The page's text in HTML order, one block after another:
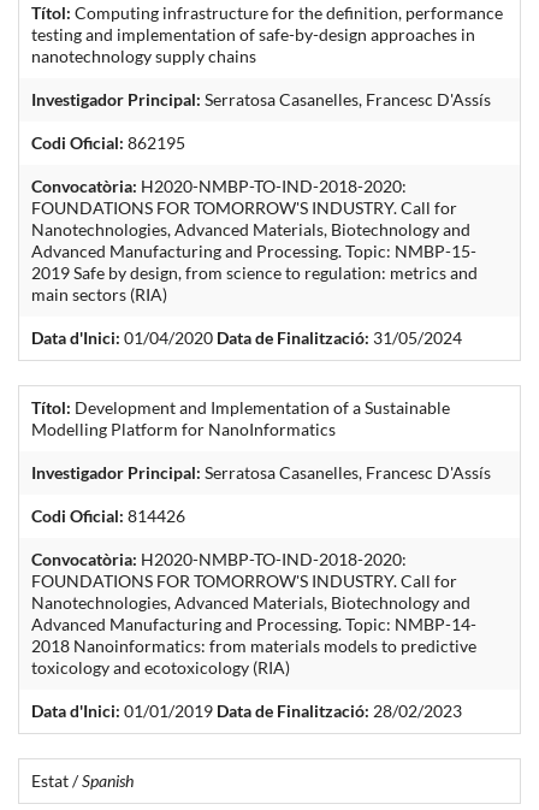
Títol: Computing infrastructure for the definition, performance
testing and implementation of safe-by-design approaches in
nanotechnology supply chains
Investigador Principal: Serratosa Casanelles, Francesc D'Assís
Codi Oficial: 862195
Convocatòria: H2020-NMBP-TO-IND-2018-2020:
FOUNDATIONS FOR TOMORROW'S INDUSTRY. Call for
Nanotechnologies, Advanced Materials, Biotechnology and
Advanced Manufacturing and Processing. Topic: NMBP-15-
2019 Safe by design, from science to regulation: metrics and
main sectors (RIA)
Data d'Inici: 01/04/2020 Data de Finalització: 31/05/2024
Títol: Development and Implementation of a Sustainable
Modelling Platform for NanoInformatics
Investigador Principal: Serratosa Casanelles, Francesc D'Assís
Codi Oficial: 814426
Convocatòria: H2020-NMBP-TO-IND-2018-2020:
FOUNDATIONS FOR TOMORROW'S INDUSTRY. Call for
Nanotechnologies, Advanced Materials, Biotechnology and
Advanced Manufacturing and Processing. Topic: NMBP-14-
2018 Nanoinformatics: from materials models to predictive
toxicology and ecotoxicology (RIA)
Data d'Inici: 01/01/2019 Data de Finalització: 28/02/2023
Estat /Spanish